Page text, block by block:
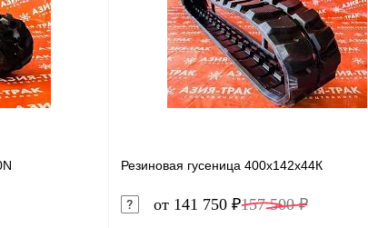
Резиновая гусеница 400x142x44К
от 141 750 ₽157 500 ₽